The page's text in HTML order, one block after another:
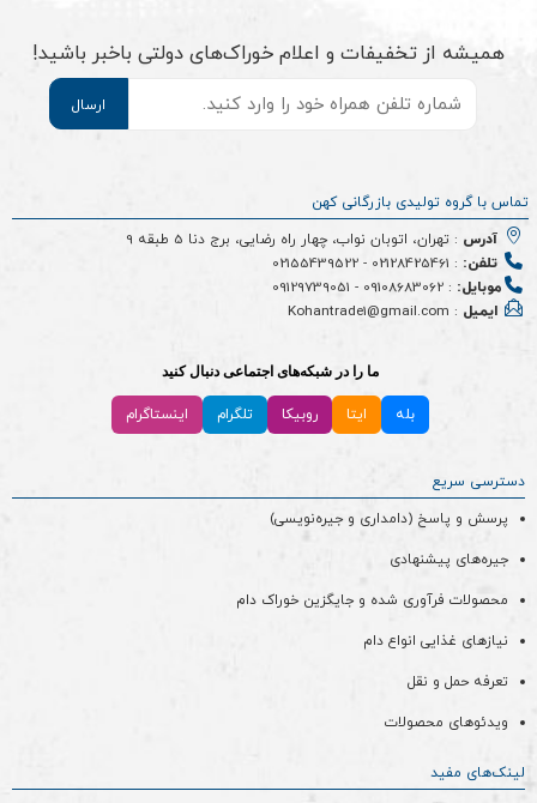
همیشه از تخفیفات و اعلام خوراک‌های دولتی باخبر باشید!
تماس با گروه تولیدی بازرگانی کهن
آدرس : تهران، اتوبان نواب، چهار راه رضایی، برج دنا 5 طبقه 9
تلفن: :
02128425461
-
02155439522
موبایل: :
09108683062
-
09129739051
ایمیل : Kohantrade1@gmail.com
ما را در شبکه‌های اجتماعی دنبال کنید
بله ایتا روبیکا تلگرام اینستاگرام
دسترسی سریع
پرسش و پاسخ (دامداری و جیره‌نویسی)
جیره‌های پیشنهادی
محصولات فرآوری شده و جایگزین خوراک دام
نیازهای غذایی انواع دام
تعرفه حمل و نقل
ویدئو‌های محصولات
لینک‌های مفید